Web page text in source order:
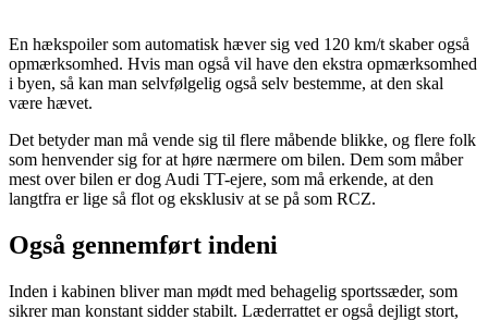
En hækspoiler som automatisk hæver sig ved 120 km/t skaber også
opmærksomhed. Hvis man også vil have den ekstra opmærksomhed
i byen, så kan man selvfølgelig også selv bestemme, at den skal
være hævet.
Det betyder man må vende sig til flere måbende blikke, og flere folk
som henvender sig for at høre nærmere om bilen. Dem som måber
mest over bilen er dog Audi TT-ejere, som må erkende, at den
langtfra er lige så flot og eksklusiv at se på som RCZ.
Også gennemført indeni
Inden i kabinen bliver man mødt med behagelig sportssæder, som
sikrer man konstant sidder stabilt. Læderrattet er også dejligt stort,